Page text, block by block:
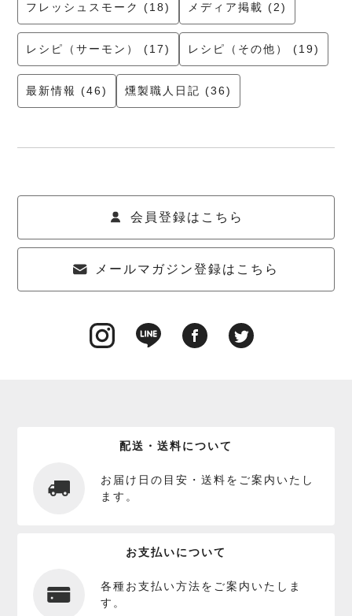
フレッシュスモーク (18) メディア掲載 (2)
レシピ（サーモン） (17) レシピ（その他） (19)
最新情報 (46) 燻製職人日記 (36)
会員登録はこちら
メールマガジン登録はこちら
配送・送料について
お届け日の目安・送料をご案内いたし
ます。
お支払いについて
各種お支払い方法をご案内いたしま
す。